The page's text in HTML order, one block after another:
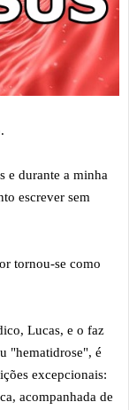
e durante a minha
escrever sem
tornou-se como
Lucas, e o faz
"hematidrose", é
excepcionais:
acompanhada de